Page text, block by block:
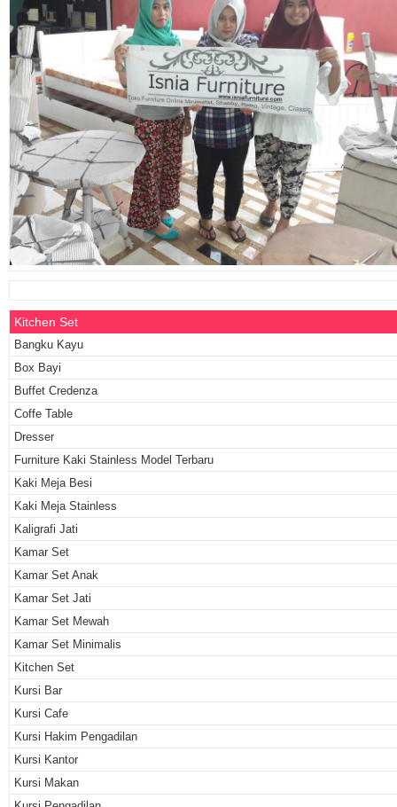
Kitchen Set
Bangku Kayu
Box Bayi
Buffet Credenza
Coffe Table
Dresser
Furniture Kaki Stainless Model Terbaru
Kaki Meja Besi
Kaki Meja Stainless
Kaligrafi Jati
Kamar Set
Kamar Set Anak
Kamar Set Jati
Kamar Set Mewah
Kamar Set Minimalis
Kitchen Set
Kursi Bar
Kursi Cafe
Kursi Hakim Pengadilan
Kursi Kantor
Kursi Makan